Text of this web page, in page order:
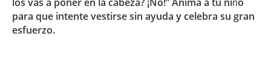
para que intente vestirse sin ayuda y celebra su gran
esfuerzo.